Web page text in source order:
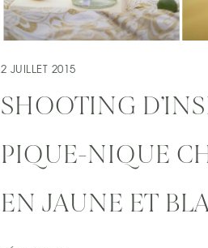
2 JUILLET 2015
SHOOTING
PIQUE-NIQUE
EN JAUNE ET